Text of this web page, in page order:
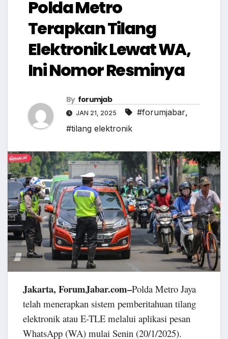
Polda Metro
Terapkan Tilang
Elektronik Lewat WA,
Ini Nomor Resminya
By forumjab
JAN 21, 2025 #forumjabar,
#tilang elektronik
Jakarta, ForumJabar.com–Polda Metro Jaya
telah menerapkan sistem pemberitahuan tilang
elektronik atau E-TLE melalui aplikasi pesan
WhatsApp (WA) mulai Senin (20/1/2025).